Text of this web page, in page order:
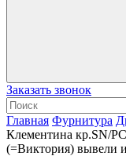
Заказать звонок
Главная Фурнитура
Клементина кр.SN/
(=Виктория) вывели